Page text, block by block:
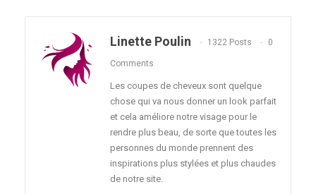
Linette Poulin 1322 Posts 0
Comments
Les coupes de cheveux sont quelque
chose qui va nous donner un look parfait
et cela améliore notre visage pour le
rendre plus beau, de sorte que toutes les
personnes du monde prennent des
inspirations plus stylées et plus chaudes
de notre site.